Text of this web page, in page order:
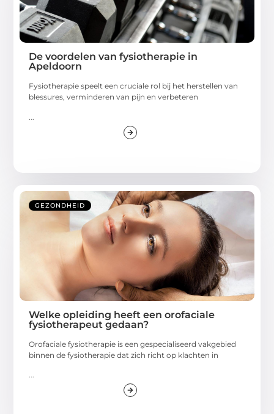
De voordelen van fysiotherapie in
Apeldoorn
Fysiotherapie speelt een cruciale rol bij het herstellen van
blessures, verminderen van pijn en verbeteren
GEZONDHEID
Welke opleiding heeft een orofaciale
fysiotherapeut gedaan?
Orofaciale fysiotherapie is een gespecialiseerd vakgebied
binnen de fysiotherapie dat zich richt op klachten in